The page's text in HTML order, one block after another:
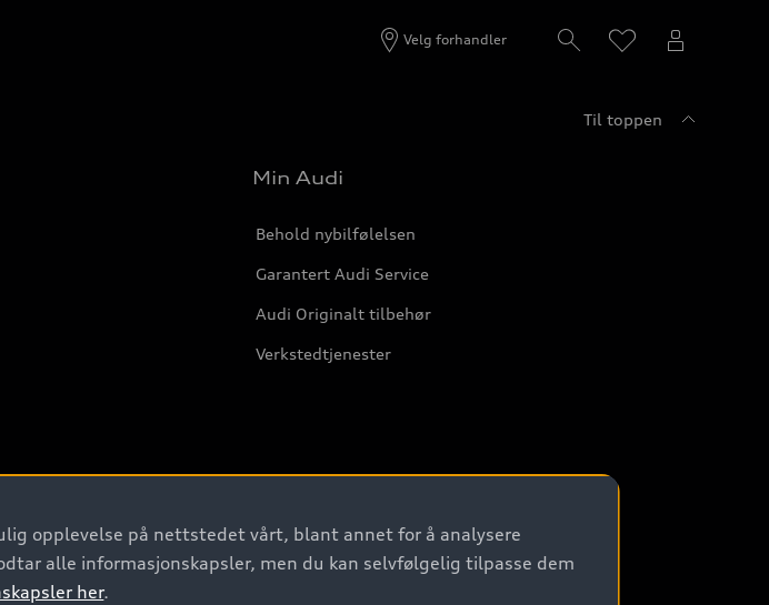
Velg forhandler
Til toppen
Min Audi
Behold nybilfølelsen
Garantert Audi Service
Audi Originalt tilbehør
Verkstedtjenester
opplevelse på nettstedet vårt, blant annet for å analysere
alle informasjonskapsler, men du kan selvfølgelig tilpasse dem
her.